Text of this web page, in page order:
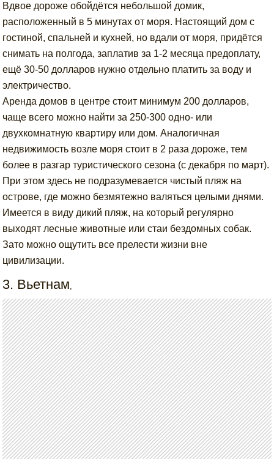
Вдвое дороже обойдётся небольшой домик,
расположенный в 5 минутах от моря. Настоящий дом с
гостиной, спальней и кухней, но вдали от моря, придётся
снимать на полгода, заплатив за 1-2 месяца предоплату,
ещё 30-50 долларов нужно отдельно платить за воду и
электричество.
Аренда домов в центре стоит минимум 200 долларов,
чаще всего можно найти за 250-300 одно- или
двухкомнатную квартиру или дом. Аналогичная
недвижимость возле моря стоит в 2 раза дороже, тем
более в разгар туристического сезона (с декабря по март).
При этом здесь не подразумевается чистый пляж на
острове, где можно безмятежно валяться целыми днями.
Имеется в виду дикий пляж, на который регулярно
выходят лесные животные или стаи бездомных собак.
Зато можно ощутить все прелести жизни вне
цивилизации.
3. Вьетнам